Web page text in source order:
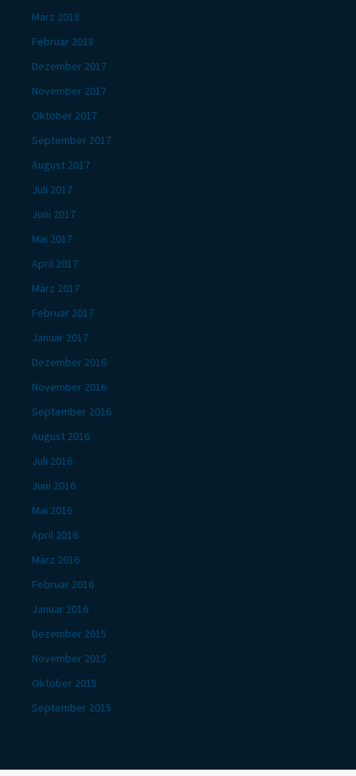
März 2018
Februar 2018
Dezember 2017
November 2017
Oktober 2017
September 2017
August 2017
Juli 2017
Juni 2017
Mai 2017
April 2017
März 2017
Februar 2017
Januar 2017
Dezember 2016
November 2016
September 2016
August 2016
Juli 2016
Juni 2016
Mai 2016
April 2016
März 2016
Februar 2016
Januar 2016
Dezember 2015
November 2015
Oktober 2015
September 2015